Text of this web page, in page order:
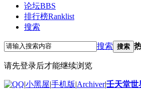
论坛BBS
排行榜Ranklist
搜索
搜索 搜索
请先登录后才能继续浏览
|小黑屋|手机版|Archiver|壬天堂世